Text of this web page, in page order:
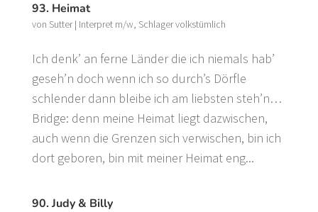
93. Heimat
von Sutter| Interpret m/w, Schlager volkstümlich
Ich denk’ an ferne Länder die ich niemals hab’
geseh’n doch wenn ich so durch’s Dörfle
schlender dann bleibe ich am liebsten steh’n…
Bridge: denn meine Heimat liegt dazwischen,
auch wenn die Grenzen sich verwischen, bin ich
dort geboren, bin mit meiner Heimat eng...
90. Judy & Billy